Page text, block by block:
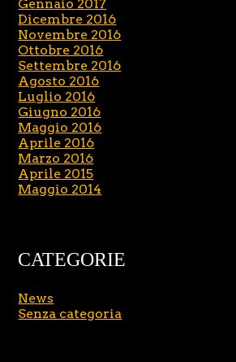
Gennaio 2017
Dicembre 2016
Novembre 2016
Ottobre 2016
Settembre 2016
Agosto 2016
Luglio 2016
Giugno 2016
Maggio 2016
Aprile 2016
Marzo 2016
Aprile 2015
Maggio 2014
CATEGORIE
News
Senza categoria